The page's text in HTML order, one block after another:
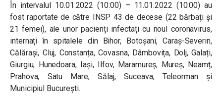
În intervalul 10.01.2022 (10:00) – 11.01.2022 (10:00) au
fost raportate de către INSP 43 de decese (22 bărbați și
21 femei), ale unor pacienți infectați cu noul coronavirus,
internați în spitalele din Bihor, Botoșani, Caraș-Severin,
Călărași, Cluj, Constanța, Covasna, Dâmbovița, Dolj, Galați,
Giurgiu, Hunedoara, Iași, Ilfov, Maramureș, Mureș, Neamț,
Prahova, Satu Mare, Sălaj, Suceava, Teleorman și
Municipiul București.